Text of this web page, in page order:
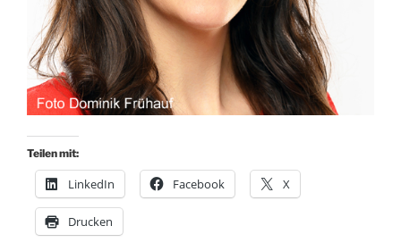
Teilen mit:
LinkedIn Facebook X
Drucken